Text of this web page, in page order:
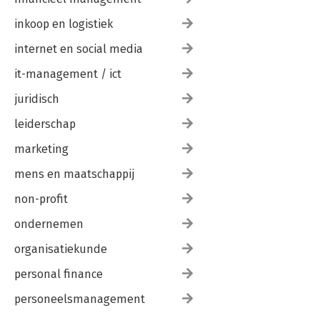
inkoop en logistiek
internet en social media
it-management / ict
juridisch
leiderschap
marketing
mens en maatschappij
non-profit
ondernemen
organisatiekunde
personal finance
personeelsmanagement